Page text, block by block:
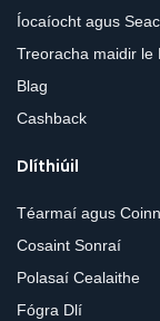
Íocaíocht agus
Treoracha maidir le
Blag
Cashback
Dlíthiúil
Téarmaí agus
Cosaint Sonraí
Polasaí Cealaithe
Fógra Dlí